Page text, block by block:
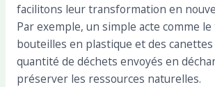
facilitons leur transformation en
Par exemple, un simple acte comme
bouteilles en plastique et des
quantité de déchets envoyés en
préserver les ressources naturelles.